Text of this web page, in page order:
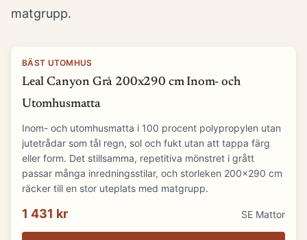
matgrupp.
BÄST UTOMHUS
Leal Canyon Grå 200x290 cm Inom- och
Utomhusmatta
Inom- och utomhusmatta i 100 procent polypropylen utan
jutetrådar som tål regn, sol och fukt utan att tappa färg
eller form. Det stillsamma, repetitiva mönstret i grått
passar många inredningsstilar, och storleken 200x290 cm
räcker till en stor uteplats med matgrupp.
1 431 kr SE Mattor